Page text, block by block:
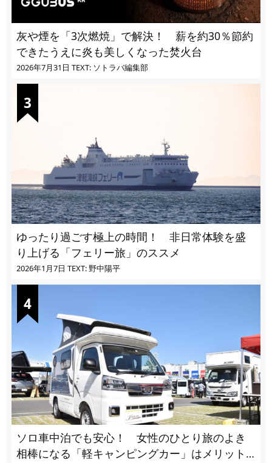
灰や煙を「3次燃焼」で解決！ 薪を約30％節約
できたうえに炎も美しくなった焚火台
2026年7月31日 TEXT: ソトラバ編集部
ゆったり過ごす極上の時間！ 非日常体験を盛
り上げる「フェリー旅」のススメ
2026年1月7日 TEXT: 野中陽平
ソロ車中泊でも安心！ 女性のひとり旅のよき
相棒になる「軽キャンピングカー」はメリット